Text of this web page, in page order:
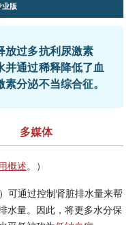
业版
放过多抗利尿激素
并通过稀释降低了血
分泌不当综合征。
多媒体
概述。）
可通过控制肾脏排水量来帮
水量。因此，将更多水分保